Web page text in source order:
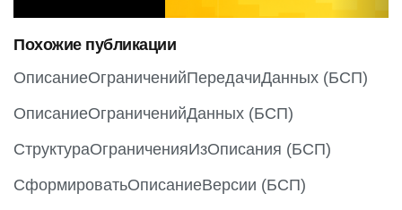
o
u
s
Похожие публикации
ОписаниеОграниченийПередачиДанных (БСП)
ОписаниеОграниченийДанных (БСП)
СтруктураОграниченияИзОписания (БСП)
СформироватьОписаниеВерсии (БСП)